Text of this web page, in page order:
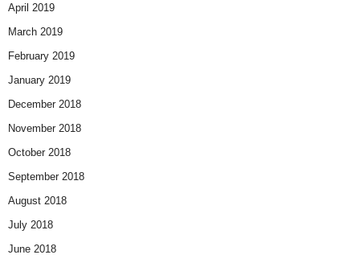
April 2019
March 2019
February 2019
January 2019
December 2018
November 2018
October 2018
September 2018
August 2018
July 2018
June 2018